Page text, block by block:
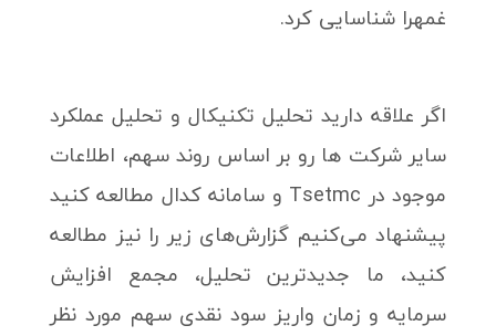
غمهرا شناسایی کرد.
اگر علاقه دارید تحلیل تکنیکال و تحلیل عملکرد
سایر شرکت ها رو بر اساس روند سهم، اطلاعات
موجود در Tsetmc و سامانه کدال مطالعه کنید
پیشنهاد می‌کنیم گزارش‌های زیر را نیز مطالعه
کنید، ما جدیدترین تحلیل، مجمع افزایش
سرمایه و زمان واریز سود نقدی سهم مورد نظر